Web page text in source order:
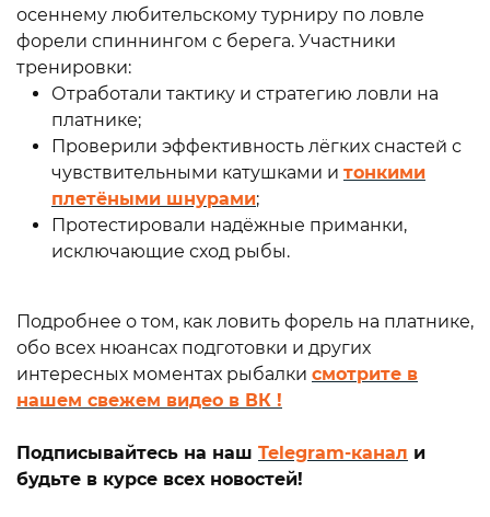
осеннему любительскому турниру по ловле
форели спиннингом с берега. Участники
тренировки:
Отработали тактику и стратегию ловли на
платнике;
Проверили эффективность лёгких снастей с
чувствительными катушками и тонкими
плетёными шнурами;
Протестировали надёжные приманки,
исключающие сход рыбы.
Подробнее о том, как ловить форель на платнике,
обо всех нюансах подготовки и других
интересных моментах рыбалки смотрите в
нашем свежем видео в ВК !
Подписывайтесь на наш Telegram-канал и
будьте в курсе всех новостей!